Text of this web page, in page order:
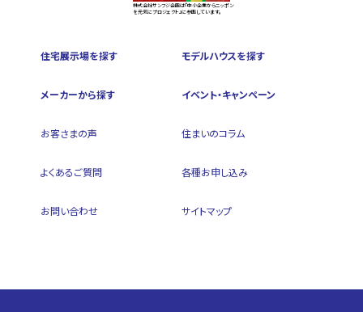
株式会社サンフジ企画は『中小企業からニッポン
を元気にプロジェクト』に参画しています。
住宅展示場を探す モデルハウスを探す
メーカーから探す イベント・キャンペーン
お客さまの声 住まいのコラム
よくあるご質問 各種お申し込み
お問い合わせ サイトマップ